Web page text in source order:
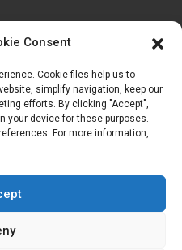
Bandar Luocheng,
Fujian, China.
Terpelihara.
Consent
Cookie files help us to
simplify navigation, keep our
efforts. By clicking "Accept",
your device for these purposes.
For more information,